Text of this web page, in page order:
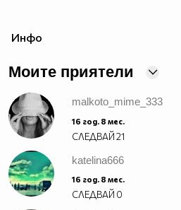
Инфо
Моите приятели
malkoto_mime_333
16 год. 8 мес.
СЛЕДВАЙ21
katelina666
16 год. 8 мес.
СЛЕДВАЙ 0